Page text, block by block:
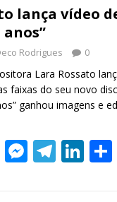
s
A
p
p
e
n
g
er
gr
m
e
n
lança vídeo
Rodrigues 0
Lara Rossato
faixas do seu novo
ganhou imagens e
W
h
M
e
T
el
Li
n